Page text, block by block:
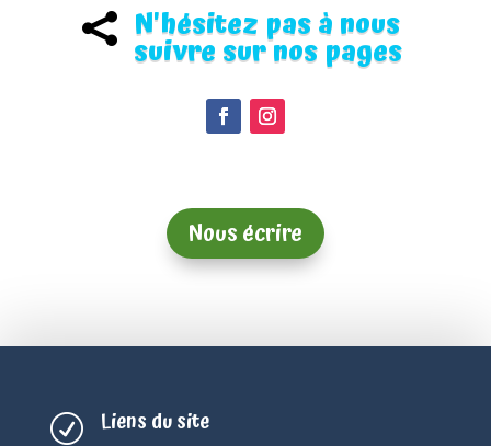
 N'hésitez pas à nous
suivre sur nos pages
Nous écrire
R Liens du site